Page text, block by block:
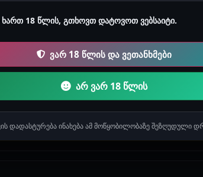
პირადი ისტორიის შესახებ რომელიც შემემთხვა
და Premium პაკეტი.
18 წლის, გთხოვთ დატოვოთ ვებსაიტი.
ვარ 18 წლის და ვეთანხმები
არ ვარ 18 წლის
დადასტურება ინახება ამ მოწყობილობაზე შეზღუდული